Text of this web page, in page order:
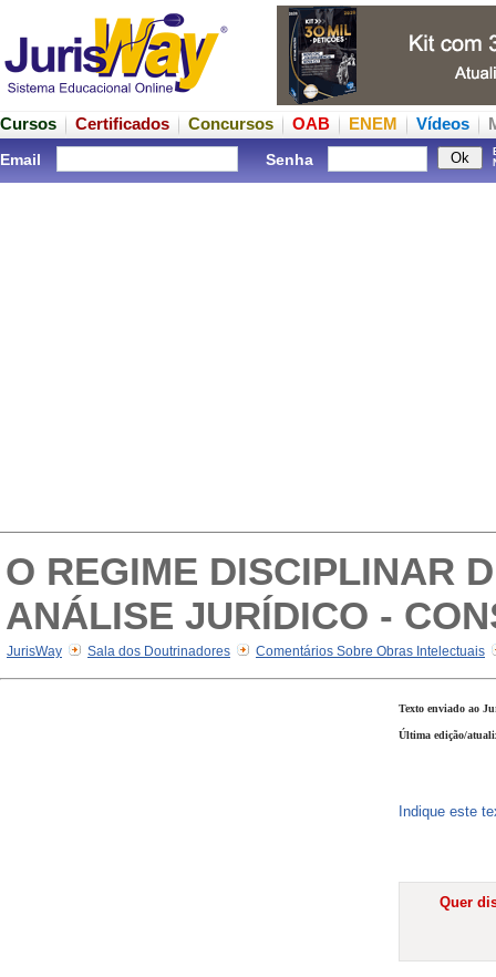
Cursos Certificados Concursos OAB ENEM Vídeos
Email Senha
O REGIME DISCIPLINAR
ANÁLISE JURÍDICO -
JurisWay Sala dos Doutrinadores Comentários Sobre Obras Intelectuais
Texto enviado ao
Última edição/
Indique este
Quer